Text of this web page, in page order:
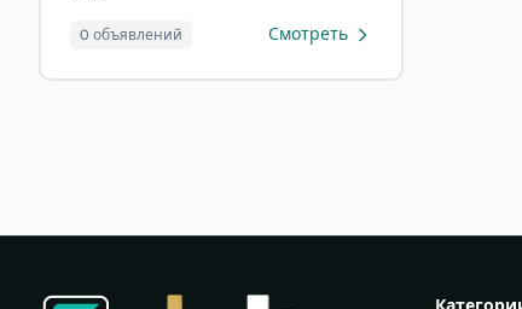
0 объявлений Смотреть